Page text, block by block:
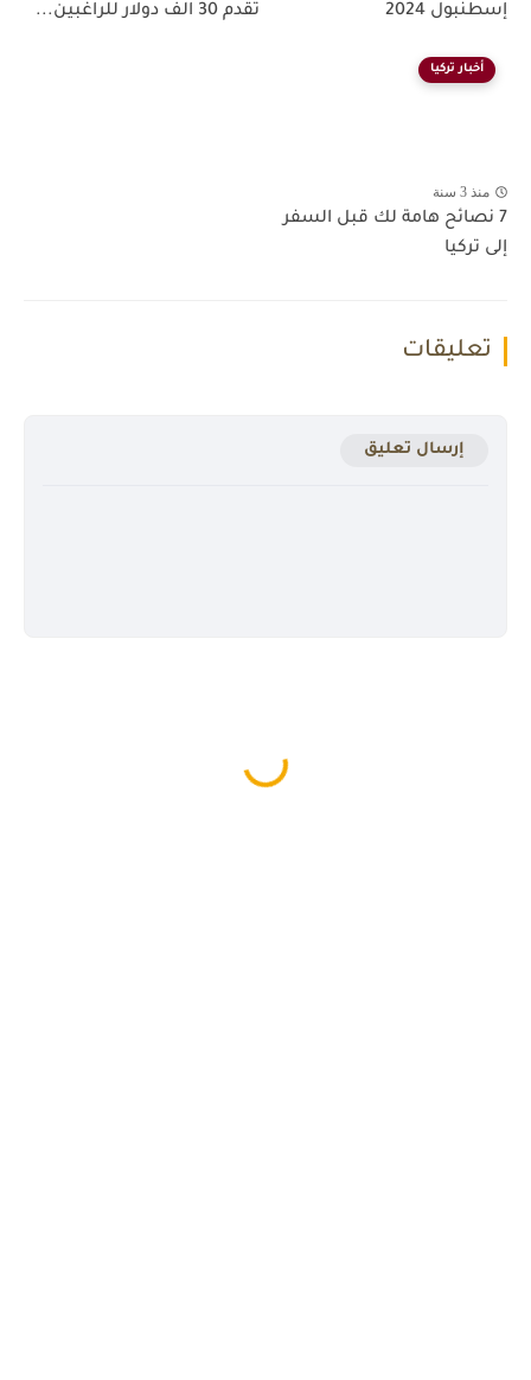
إسطنبول 2024
تقدم 30 الف دولار للراغبين...
أخبار تركيا
منذ 3 سنة
7 نصائح هامة لك قبل السفر
إلى تركيا
تعليقات
إرسال تعليق